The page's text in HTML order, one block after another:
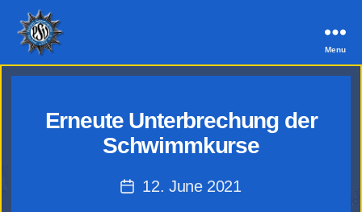
PSV
Aachen
Menu
Erneute Unterbrechung der
Schwimmkurse
Post12. June 2021